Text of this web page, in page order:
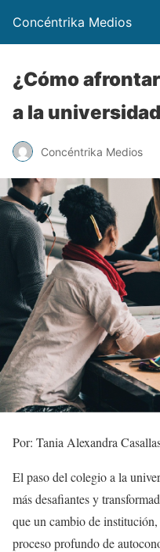
Concéntrika Medios
¿Cómo
a la
Concéntrika Medios
Por: Tania Alexandra
El paso del colegio a la
más desafiantes y
que un cambio de
proceso profundo de